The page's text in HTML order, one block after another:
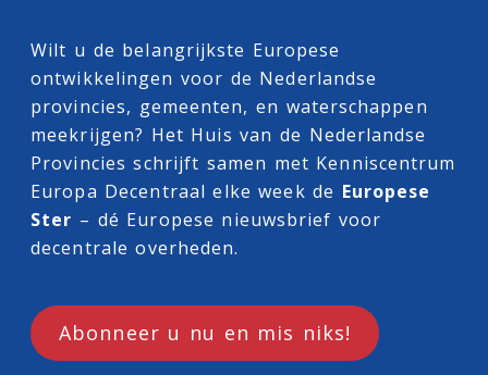
Wilt u de belangrijkste Europese
ontwikkelingen voor de Nederlandse
provincies, gemeenten, en waterschappen
meekrijgen? Het Huis van de Nederlandse
Provincies schrijft samen met Kenniscentrum
Europa Decentraal elke week de Europese
Ster – dé Europese nieuwsbrief voor
decentrale overheden.
Abonneer u nu en mis niks!